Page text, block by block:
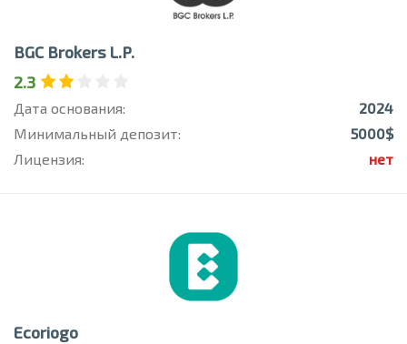
BGC Brokers L.P.
2.3
Дата основания:
2024
Минимальный депозит:
5000$
Лицензия:
нет
Ecoriogo